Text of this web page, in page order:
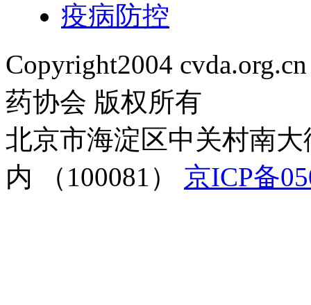
疫病防控
Copyright2004
药协会 版权所有
北京市海淀区中关村南
内 （100081） 京ICP备